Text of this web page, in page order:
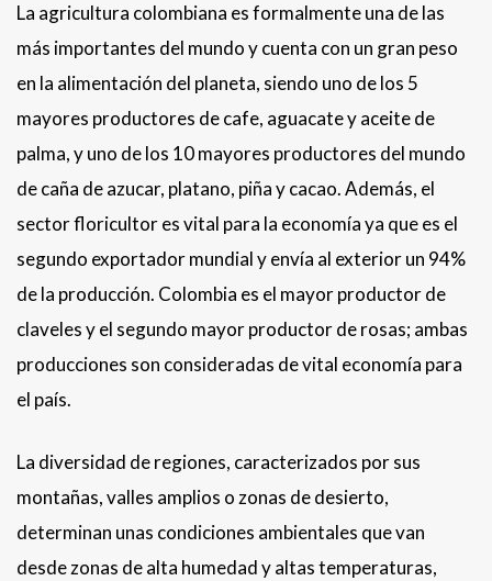
La agricultura colombiana es formalmente una de las
más importantes del mundo y cuenta con un gran peso
en la alimentación del planeta, siendo uno de los 5
mayores productores de cafe, aguacate y aceite de
palma, y uno de los 10 mayores productores del mundo
de caña de azucar, platano, piña y cacao. Además, el
sector floricultor es vital para la economía ya que es el
segundo exportador mundial y envía al exterior un 94%
de la producción. Colombia es el mayor productor de
claveles y el segundo mayor productor de rosas; ambas
producciones son consideradas de vital economía para
el país.
La diversidad de regiones, caracterizados por sus
montañas, valles amplios o zonas de desierto,
determinan unas condiciones ambientales que van
desde zonas de alta humedad y altas temperaturas,